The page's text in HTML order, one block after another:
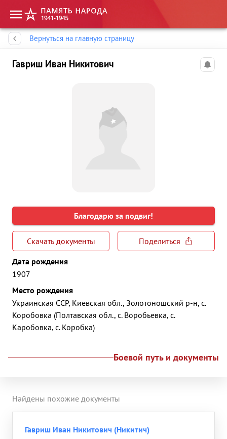
Вернуться на главную страницу
Гавриш Иван Никитович
Благодарю за подвиг!
Скачать документы
Поделиться
Дата рождения
1907
Место рождения
Украинская ССР, Киевская обл., Золотоношский р-н, с.
Коробовка (Полтавская обл., с. Воробьевка, с.
Каробовка, с. Коробка)
Боевой путь и документы
Найдены похожие документы
Гавриш Иван Никитович (Никитич)
Память народа